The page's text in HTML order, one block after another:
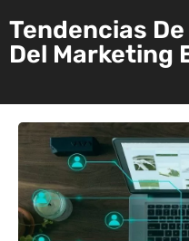
Tendencias
Del Marketing